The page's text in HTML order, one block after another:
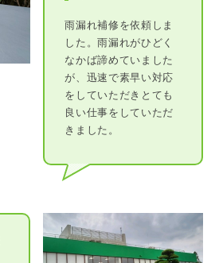
雨漏れ補修を依頼しま
した。雨漏れがひどく
なかば諦めていました
が、迅速で素早い対応
をしていただきとても
良い仕事をしていただ
きました。